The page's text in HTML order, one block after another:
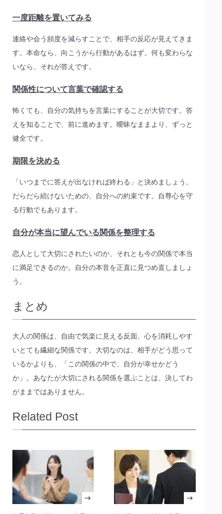
一度距離を置いてみる
連絡や会う頻度を減らすことで、相手の反応が見えてきま
す。本命なら、向こうから行動があるはず。何も変わらな
いなら、それが答えです。
関係性について言葉で確認する
怖くても、自分の気持ちを言葉にすることが大切です。答
えを知ることで、前に進めます。曖昧なままより、ずっと
健全です。
期限を決める
「いつまでに答えが出なければ終わる」と決めましょう。
だらだら続けないための、自分への約束です。自尊心を守
る行動でもあります。
自分が本当に望んでいる関係を整理する
恋人として大切にされたいのか、それとも今の関係で本当
に満足できるのか。自分の本音を正直に見つめ直しましょ
う。
まとめ
大人の関係は、自由で気楽に見える反面、心を消耗しやす
いとても繊細な関係です。大切なのは、相手がどう思って
いるかよりも、「この関係の中で、自分が幸せかどう
か」。あなたが大切にされる関係を選ぶことは、決してわ
がままではありません。
Related Post